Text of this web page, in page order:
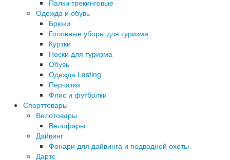
Палки трекинговые
Одежда и обувь
Брюки
Головные уборы для туризма
Куртки
Носки для туризма
Обувь
Одежда Lasting
Перчатки
Флис и футболки
Спорттовары
Велотовары
Велофары
Дайвинг
Фонари для дайвинга и подводной охоты
Дартс